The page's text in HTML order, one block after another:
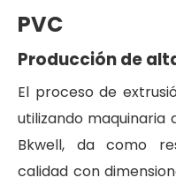
PVC
Producción de
El proceso de
utilizando maquinaria
Bkwell, da como
calidad con